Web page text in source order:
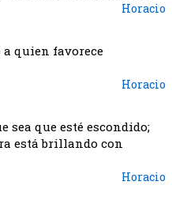
Horacio
quien favorece
Horacio
sea que esté escondido;
está brillando con
Horacio